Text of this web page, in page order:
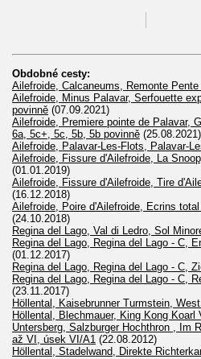
Obdobné cesty:
Ailefroide, Calcaneums, Remonte
Ailefroide, Minus Palavar, Serfouette
povinně (07.09.2021)
Ailefroide, Premiere pointe de Palavar,
6a, 5c+, 5c, 5b, 5b povinně (25.08.2021)
Ailefroide, Palavar-Les-Flots, Palavar-
Ailefroide, Fissure d'Ailefroide, La
(01.01.2019)
Ailefroide, Fissure d'Ailefroide, Tire
(16.12.2018)
Ailefroide, Poire d'Ailefroide, Ecrins
(24.10.2018)
Regina del Lago, Val di Ledro, Sol
Regina del Lago, Regina del Lago - C,
(01.12.2017)
Regina del Lago, Regina del Lago - C,
Regina del Lago, Regina del Lago - C,
(23.11.2017)
Höllental, Kaisebrunner Turmstein,
Höllental, Blechmauer, King Kong Koarl
Untersberg, Salzburger Hochthron , Im
až VI, úsek VI/A1 (22.08.2012)
Höllental, Stadelwand, Direkte